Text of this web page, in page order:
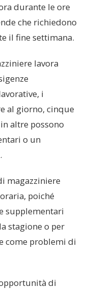
durante le ore
che richiedono
il fine settimana.
lavora
i
al giorno, cinque
altre possono
o un
magazziniere
poiché
supplementari
stagione o per
come problemi di
di